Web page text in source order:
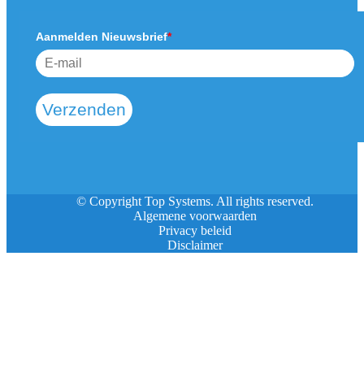
Aanmelden Nieuwsbrief*
Verzenden
© Copyright Top Systems. All rights reserved.
Algemene voorwaarden
Privacy beleid
Disclaimer